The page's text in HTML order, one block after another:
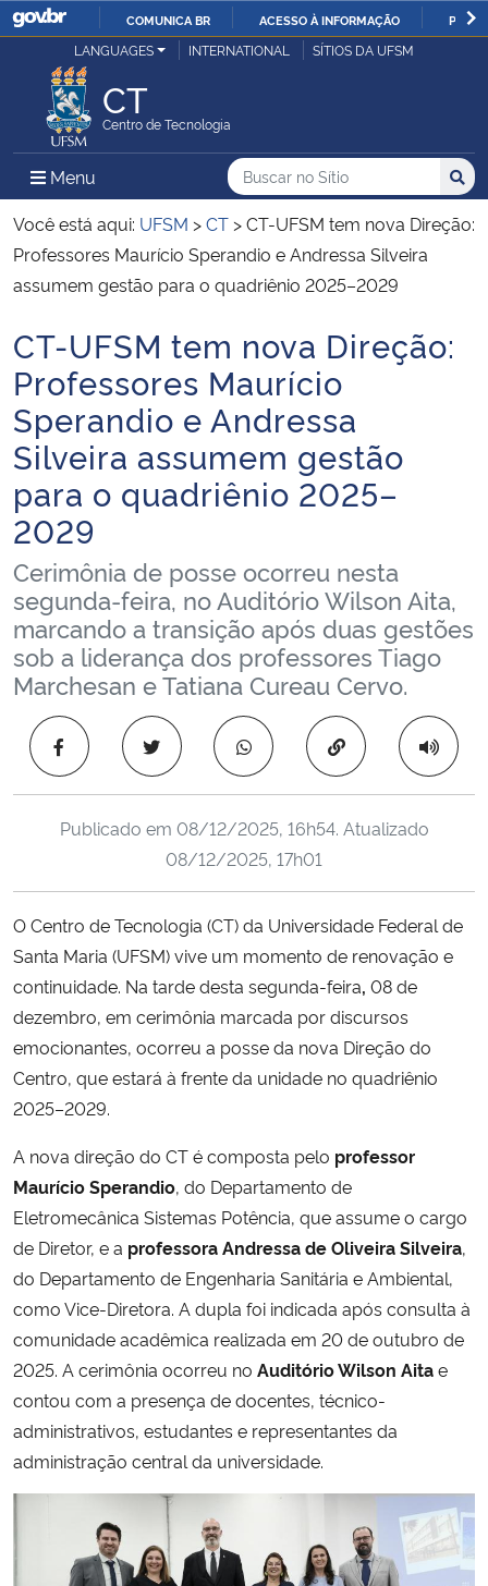
IR
COMUNICA BR ACESSO À INFORMAÇÃO
Ministério da Justiça e Segurança Pública
Ministério da Defesa
Ministério das Relações Exteriores
Ministério da Economia
Ministério da Infraestrutura
Ministério da Agricultura, Pecuária e Abastecimento
Ministério da Educação
Ministério da Cidadania
Ministério da Saúde
Ministério de Minas e Energia
Ministério da Ciência, Tecnologia, Inovações e Comunicações
Ministério do Meio Ambiente
Ministério do Turismo
Ministério do Desenvolvimento Regional
Ministério da Mulher, da Família e dos Direitos Humanos
Secretaria-Geral
Secretaria de Governo
Advocacia-Geral da União
Banco Central do Brasil
Planalto
LANGUAGES INTERNATIONAL SÍTIOS DA UFSM
CT
Centro de Tecnologia
Menu Menu Principal do Sítio
Busca
Buscar no no Sítio
Busca:
Você está aqui: UFSM >CT >CT-UFSM tem nova Direção:
Professores Maurício Sperandio e Andressa Silveira
assumem gestão para o quadriênio 2025–2029
Início do conteúdo
CT-UFSM tem nova Direção:
Professores Maurício
Sperandio e Andressa
Silveira assumem gestão
para o quadriênio 2025–
2029
Cerimônia de posse ocorreu nesta
segunda-feira, no Auditório Wilson Aita,
marcando a transição após duas gestões
sob a liderança dos professores Tiago
Marchesan e Tatiana Cureau Cervo.
Copiar para área
Publicado em 08/12/2025, 16h54. Atualizado
08/12/2025, 17h01
O Centro de Tecnologia (CT) da Universidade Federal de
Santa Maria (UFSM) vive um momento de renovação e
continuidade. Na tarde desta segunda-feira, 08 de
dezembro, em cerimônia marcada por discursos
emocionantes, ocorreu a posse da nova Direção do
Centro, que estará à frente da unidade no quadriênio
2025–2029.
A nova direção do CT é composta pelo professor
Maurício Sperandio, do Departamento de
Eletromecânica Sistemas Potência, que assume o cargo
de Diretor, e a professora Andressa de Oliveira Silveira,
do Departamento de Engenharia Sanitária e Ambiental,
como Vice-Diretora. A dupla foi indicada após consulta à
comunidade acadêmica realizada em 20 de outubro de
2025. A cerimônia ocorreu no Auditório Wilson Aitae
contou com a presença de docentes, técnico-
administrativos, estudantes e representantes da
administração central da universidade.